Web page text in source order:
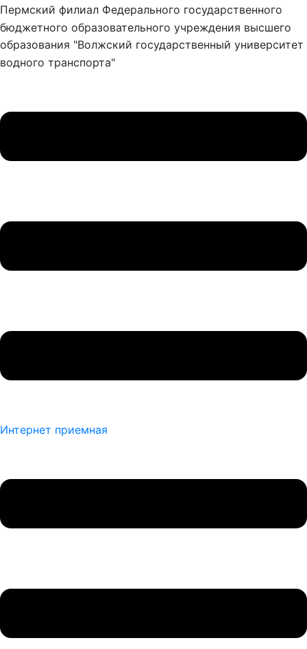
Пермский филиал Федерального государственного
бюджетного образовательного учреждения высшего
образования "Волжский государственный университет
водного транспорта"
Интернет приемная